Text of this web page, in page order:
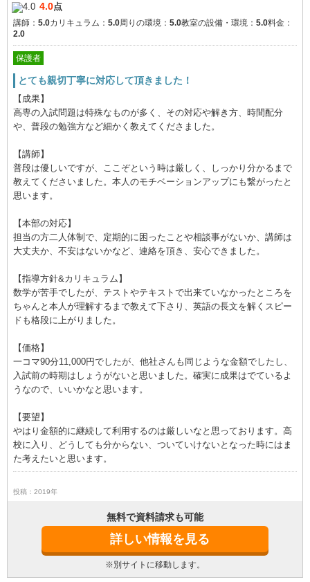
4.0点
講師： 5.0カリキュラム： 5.0周りの環境： 5.0教室の設備・環境： 5.0料金：
2.0
保護者
とても親切丁寧に対応して頂きました！
【成果】
高専の入試問題は特殊なものが多く、その対応や解き方、時間配分
や、普段の勉強方など細かく教えてくださました。
【講師】
普段は優しいですが、ここぞという時は厳しく、しっかり分かるまで
教えてくださいました。本人のモチベーションアップにも繋がったと
思います。
【本部の対応】
担当の方二人体制で、定期的に困ったことや相談事がないか、講師は
大丈夫か、不安はないかなど、連絡を頂き、安心できました。
【指導方針&カリキュラム】
数学が苦手でしたが、テストやテキストで出来ていなかったところを
ちゃんと本人が理解するまで教えて下さり、英語の長文を解くスピー
ドも格段に上がりました。
【価格】
一コマ90分11,000円でしたが、他社さんも同じような金額でしたし、
入試前の時期はしょうがないと思いました。確実に成果はでているよ
うなので、いいかなと思います。
【要望】
やはり金額的に継続して利用するのは厳しいなと思っております。高
校に入り、どうしても分からない、ついていけないとなった時にはま
た考えたいと思います。
投稿：2019年
無料で資料請求も可能
詳しい情報を見る
※別サイトに移動します。